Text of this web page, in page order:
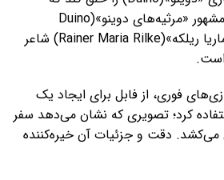
براساس مجموعه اشعار مشهور «مرثیه‌های دوینو»(Duino
Elegies) سروده «راینر ماریا ریلکه»(Rainer Maria Rilke) شاعر
است.
فوری، از فابل برای ایجاد یک
کرد؛ تصویری که نشان می‌دهد سفر
دقت و جزئیات آن خیره‌کننده